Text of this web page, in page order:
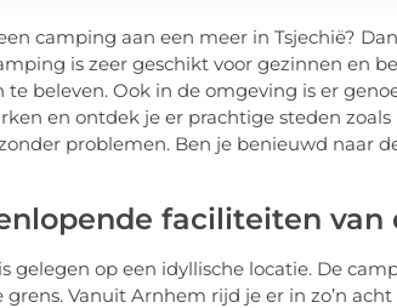
camping aan een meer in Tsjechië?
is zeer geschikt voor gezinnen en
beleven. Ook in de omgeving is er
en ontdek je er prachtige steden
problemen. Ben je benieuwd naar
faciliteiten van
gelegen op een idyllische locatie. De
grens. Vanuit Arnhem rijd je er in zo’n